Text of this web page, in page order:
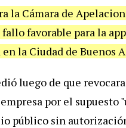
la Cámara de
fallofavorable parala app
enla Ciudad de Buenos
óluego de que revocara
empresa por el supuesto"
público sin autorizació